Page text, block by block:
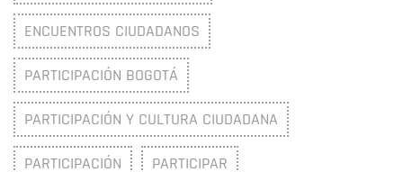
ENCUENTROS CIUDADANOS
PARTICIPACIÓN BOGOTÁ
PARTICIPACIÓN Y CULTURA CIUDADANA
PARTICIPACIÓN PARTICIPAR